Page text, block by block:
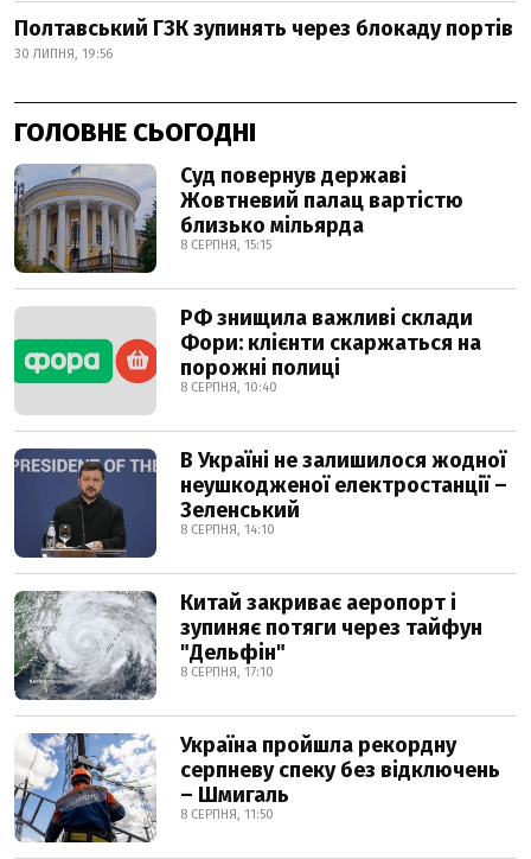
Полтавський ГЗК зупинять через блокаду портів
30 ЛИПНЯ, 19:56
ГОЛОВНЕ СЬОГОДНІ
Суд повернув державі
Жовтневий палац вартістю
близько мільярда
8 СЕРПНЯ, 15:15
РФ знищила важливі склади
Фори: клієнти скаржаться на
порожні полиці
8 СЕРПНЯ, 10:40
В Україні не залишилося жодної
неушкодженої електростанції –
Зеленський
8 СЕРПНЯ, 14:10
Китай закриває аеропорт і
зупиняє потяги через тайфун
"Дельфін"
8 СЕРПНЯ, 17:10
Україна пройшла рекордну
серпневу спеку без відключень
– Шмигаль
8 СЕРПНЯ, 11:50